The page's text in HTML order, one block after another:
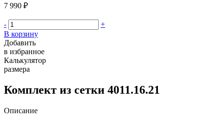
7 990 ₽
-
+
В корзину
Добавить
в избранное
Калькулятор
размера
Комплект из сетки 4011.16.21
Описание